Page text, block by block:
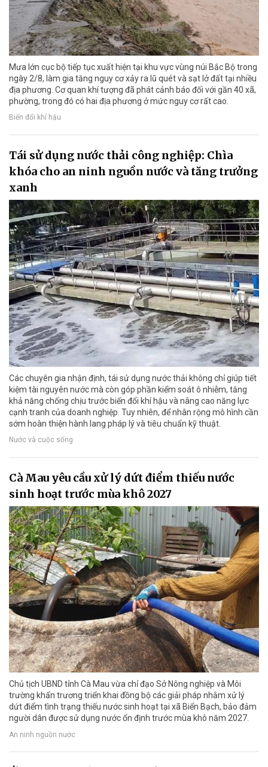
Mưa lớn cục bộ tiếp tục xuất hiện tại khu vực vùng núi Bắc Bộ trong
ngày 2/8, làm gia tăng nguy cơ xảy ra lũ quét và sạt lở đất tại nhiều
địa phương. Cơ quan khí tượng đã phát cảnh báo đối với gần 40 xã,
phường, trong đó có hai địa phương ở mức nguy cơ rất cao.
Biến đổi khí hậu
Tái sử dụng nước thải công nghiệp: Chìa
khóa cho an ninh nguồn nước và tăng trưởng
xanh
Các chuyên gia nhận định, tái sử dụng nước thải không chỉ giúp tiết
kiệm tài nguyên nước mà còn góp phần kiểm soát ô nhiễm, tăng
khả năng chống chịu trước biến đổi khí hậu và nâng cao năng lực
cạnh tranh của doanh nghiệp. Tuy nhiên, để nhân rộng mô hình cần
sớm hoàn thiện hành lang pháp lý và tiêu chuẩn kỹ thuật.
Nước và cuộc sống
Cà Mau yêu cầu xử lý dứt điểm thiếu nước
sinh hoạt trước mùa khô 2027
Chủ tịch UBND tỉnh Cà Mau vừa chỉ đạo Sở Nông nghiệp và Môi
trường khẩn trương triển khai đồng bộ các giải pháp nhằm xử lý
dứt điểm tình trạng thiếu nước sinh hoạt tại xã Biển Bạch, bảo đảm
người dân được sử dụng nước ổn định trước mùa khô năm 2027.
An ninh nguồn nước